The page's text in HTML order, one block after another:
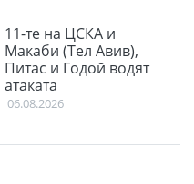
11-те на ЦСКА и
Макаби (Тел Авив),
Питас и Годой водят
атаката
06.08.2026